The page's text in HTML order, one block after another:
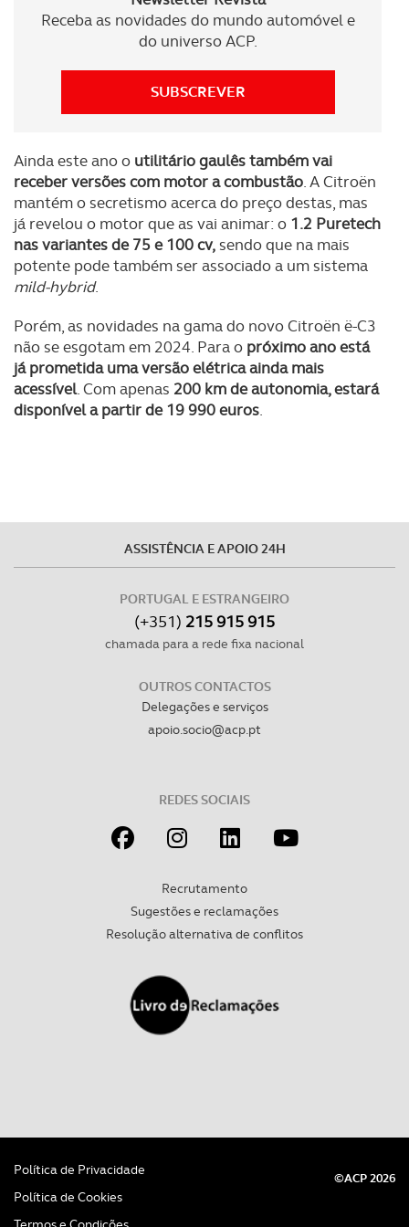
parceiros e organizações na UE e em países terceiros.
Realçamos que o bloqueio de certo tipo de Cookies e
tecnologias similares pode ter impacto na sua
experiência de navegação no Website e nos serviços
disponibilizados.
Consulte a política de cookies do site.
Receba as novidades do mundo automóvel e
do universo ACP.
SUBSCREVER
Ainda este ano o utilitário gaulês também vai
receber versões com motor a combustão. A Citroën
mantém o secretismo acerca do preço destas, mas
já revelou o motor que as vai animar: o 1.2 Puretech
nas variantes de 75 e 100 cv,sendo que na mais
potente pode também ser associado a um sistema
mild-hybrid.
Porém, as novidades na gama do novo Citroën ë-C3
não se esgotam em 2024. Para o próximo ano está
já prometida uma versão elétrica ainda mais
acessível. Com apenas 200 km de autonomia, estará
disponível a partir de 19 990 euros.
ASSISTÊNCIA E APOIO 24H
PORTUGAL E ESTRANGEIRO
(+351) 215 915 915
chamada para a rede fixa nacional
OUTROS CONTACTOS
Delegações e serviços
apoio.socio@acp.pt
REDES SOCIAIS
Recrutamento
Sugestões e reclamações
Resolução alternativa de conflitos
Política de Privacidade
Política de Cookies
©ACP 2026